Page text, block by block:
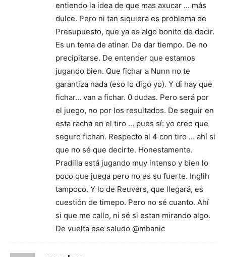
entiendo la idea de que mas axucar … más
dulce. Pero ni tan siquiera es problema de
Presupuesto, que ya es algo bonito de decir.
Es un tema de atinar. De dar tiempo. De no
precipitarse. De entender que estamos
jugando bien. Que fichar a Nunn no te
garantiza nada (eso lo digo yo). Y di hay que
fichar… van a fichar. 0 dudas. Pero será por
el juego, no por los resultados. De seguir en
esta racha en el tiro … pues sí: yo creo que
seguro fichan. Respecto al 4 con tiro … ahí si
que no sé que decirte. Honestamente.
Pradilla está jugando muy intenso y bien lo
poco que juega pero no es su fuerte. Inglih
tampoco. Y lo de Reuvers, que llegará, es
cuestión de timepo. Pero no sé cuanto. Ahí
si que me callo, ni sé si estan mirando algo.
De vuelta ese saludo @mbanic